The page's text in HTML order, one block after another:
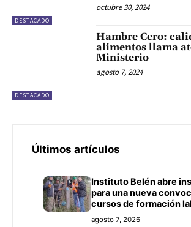
DESTACADO
octubre 30, 2024
DESTACADO
Hambre Cero:
alimentos llama
Ministerio
agosto 7, 2024
Últimos artículos
Instituto Belén abre
para una nueva
cursos de formación
Concepción
agosto 7, 2026